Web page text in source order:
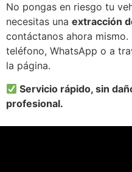
No pongas en riesgo tu
necesitas una extracción
contáctanos ahora
teléfono, WhatsApp o a
la página.
Servicio rápido, sin
profesional.